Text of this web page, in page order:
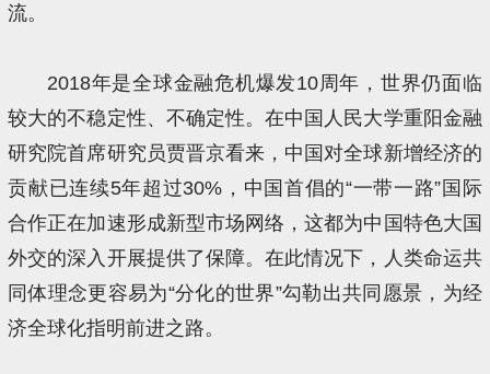
流。
2018年是全球金融危机爆发10周年，世界仍面临
较大的不稳定性、不确定性。在中国人民大学重阳金融
研究院首席研究员贾晋京看来，中国对全球新增经济的
贡献已连续5年超过30%，中国首倡的“一带一路”国际
合作正在加速形成新型市场网络，这都为中国特色大国
外交的深入开展提供了保障。在此情况下，人类命运共
同体理念更容易为“分化的世界”勾勒出共同愿景，为经
济全球化指明前进之路。